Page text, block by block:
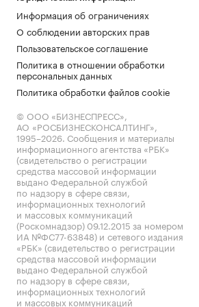
Информация об ограничениях
О соблюдении авторских прав
Пользовательское соглашение
Политика в отношении обработки
персональных данных
Политика обработки файлов cookie
© ООО «БИЗНЕСПРЕСС»,
АО «РОСБИЗНЕСКОНСАЛТИНГ»,
1995–2026. Сообщения и материалы
информационного агентства «РБК»
(свидетельство о регистрации
средства массовой информации
выдано Федеральной службой
по надзору в сфере связи,
информационных технологий
и массовых коммуникаций
(Роскомнадзор) 09.12.2015 за номером
ИА №ФС77-63848) и сетевого издания
«РБК» (свидетельство о регистрации
средства массовой информации
выдано Федеральной службой
по надзору в сфере связи,
информационных технологий
и массовых коммуникаций